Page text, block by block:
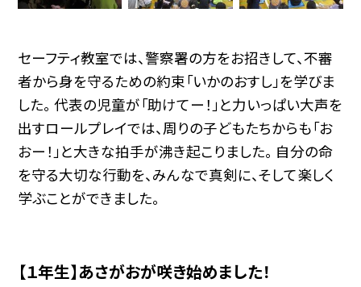
セーフティ教室では、警察署の方をお招きして、不審
者から身を守るための約束「いかのおすし」を学びま
した。 代表の児童が「助けてー！」と力いっぱい大声を
出すロールプレイでは、周りの子どもたちからも「お
おー！」と大きな拍手が沸き起こりました。 自分の命
を守る大切な行動を、みんなで真剣に、そして楽しく
学ぶことができました。
【１年生】あさがおが咲き始めました！